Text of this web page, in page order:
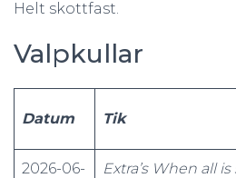
Helt skottfast.
Valpkullar
Datum Tik
2026-06-
Extra’s When all